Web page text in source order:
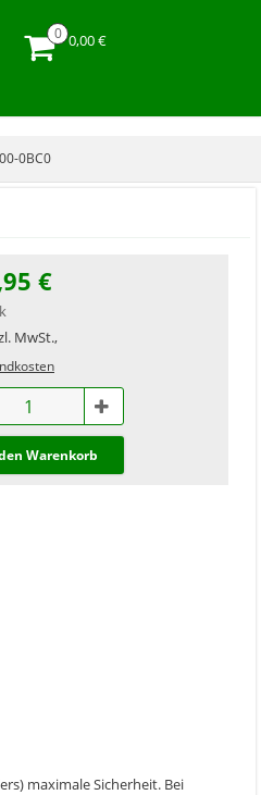
0,00 €
0BC0
€
MwSt.,
Warenkorb
maximale Sicherheit. Bei